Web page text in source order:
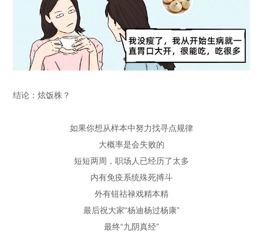
结论：炫饭株？
如果你想从样本中努力找寻点规律
大概率是会失败的
短短两周，职场人已经历了太多
内有免疫系统殊死搏斗
外有钮祜禄戏精本精
最后祝大家“杨迪杨过杨康”
最终“九阴真经”